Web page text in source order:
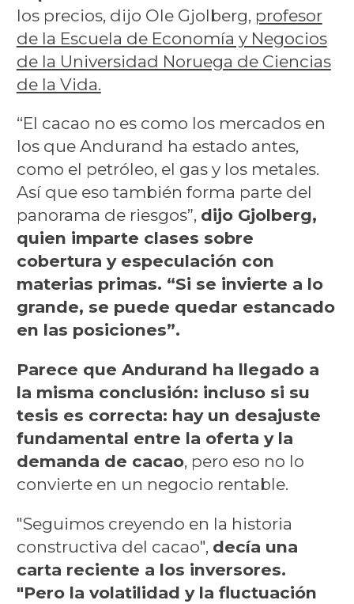
los precios, dijo Ole Gjolberg, profesor
de la Escuela de Economía y Negocios
de la Universidad Noruega de Ciencias
de la Vida.
“El cacao no es como los mercados en
los que Andurand ha estado antes,
como el petróleo, el gas y los metales.
Así que eso también forma parte del
panorama de riesgos”, dijo Gjolberg,
quien imparte clases sobre
cobertura y especulación con
materias primas. “Si se invierte a lo
grande, se puede quedar estancado
en las posiciones”.
Parece que Andurand ha llegado a
la misma conclusión: incluso si su
tesis es correcta: hay un desajuste
fundamental entre la oferta y la
demanda de cacao, pero eso no lo
convierte en un negocio rentable.
"Seguimos creyendo en la historia
constructiva del cacao", decía una
carta reciente a los inversores.
"Pero la volatilidad y la fluctuación